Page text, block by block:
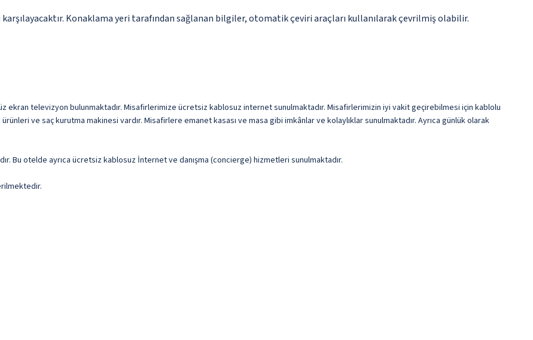
Konaklama yeri tarafından sağlanan bilgiler, otomatik çeviri araçları kullanılarak çevrilmiş olabilir.
ekran televizyon bulunmaktadır. Misafirlerimize ücretsiz kablosuz internet sunulmaktadır. Misafirlerimizin iyi vakit geçirebilmesi için kablolu
ve saç kurutma makinesi vardır. Misafirlere emanet kasası ve masa gibi imkânlar ve kolaylıklar sunulmaktadır. Ayrıca günlük olarak
Bu otelde ayrıca ücretsiz kablosuz İnternet ve danışma (concierge) hizmetleri sunulmaktadır.